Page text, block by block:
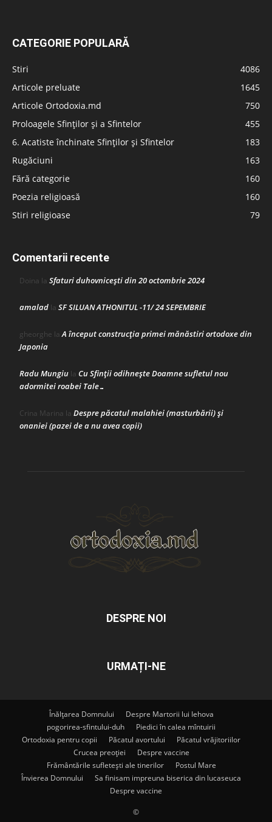
CATEGORIE POPULARĂ
Stiri
4086
Articole preluate
1645
Articole Ortodoxia.md
750
Proloagele Sfinților și a Sfintelor
455
6. Acatiste închinate Sfinților și Sfintelor
183
Rugăciuni
163
Fără categorie
160
Poezia religioasă
160
Stiri religioase
79
Comentarii recente
Doina la Sfaturi duhovnicești din 20 octombrie 2024
amalad la SF SILUAN ATHONITUL -11/ 24 SEPEMBRIE
gheorghe laA început construcţia primei mănăstiri ortodoxe din
Japonia
Radu Mungiu la Cu Sfinții odihnește Doamne sufletul nou
adormitei roabei Tale…
Crina Marina la Despre păcatul malahiei (masturbării) şi
onaniei (pazei de a nu avea copii)
DESPRE NOI
URMAȚI-NE
Înălțarea Domnului
Despre Martorii lui Iehova
pogorirea-sfintului-duh
Piedici în calea mîntuirii
Ortodoxia pentru copii
Păcatul avortului
Păcatul vrăjitoriilor
Crucea preoției
Despre vaccine
Frământările sufletești ale tinerilor
Postul Mare
Învierea Domnului
Sa finisam impreuna biserica din lucaseuca
Despre vaccine
©